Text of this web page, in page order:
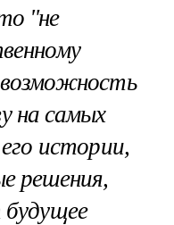
"не
на самых
истории,
решения,